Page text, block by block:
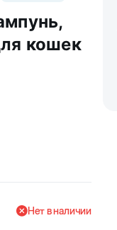
кошек
Нет в наличии